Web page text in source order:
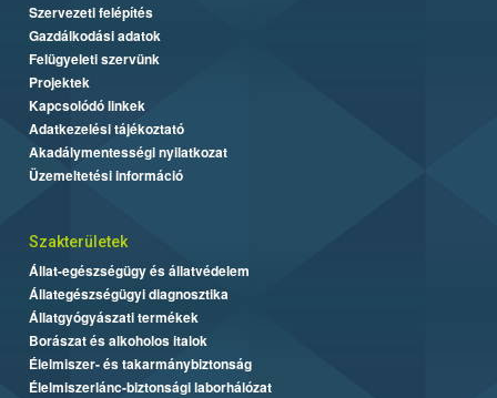
Szervezeti felépítés
Gazdálkodási adatok
Felügyeleti szervünk
Projektek
Kapcsolódó linkek
Adatkezelési tájékoztató
Akadálymentességi nyilatkozat
Üzemeltetési információ
Szakterületek
Állat-egészségügy és állatvédelem
Állategészségügyi diagnosztika
Állatgyógyászati termékek
Borászat és alkoholos italok
Élelmiszer- és takarmánybiztonság
Élelmiszerlánc-biztonsági laborhálózat